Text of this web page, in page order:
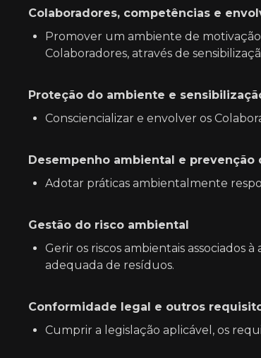
Colaboradores, competências e
Promover um ambiente de
Colaboradores, através de
Proteção do ambiente e
Consciencializar e envolver os
Desempenho ambiental e prevenção
Adotar práticas ambientalmente
Gestão do risco ambiental
Gerir os riscos ambientais associados
adequada de resíduos.
Conformidade legal e outros
Cumprir a legislação aplicável, os